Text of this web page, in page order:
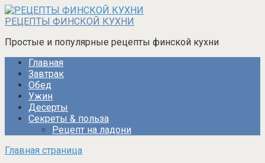
Перейти
к
РЕЦЕПТЫ ФИНСКОЙ КУХНИ
Простые и популярные рецепты финской кухни
Главная
Завтрак
Обед
Ужин
Десерты
Секреты & польза
Рецепт на ладони
Главная страница